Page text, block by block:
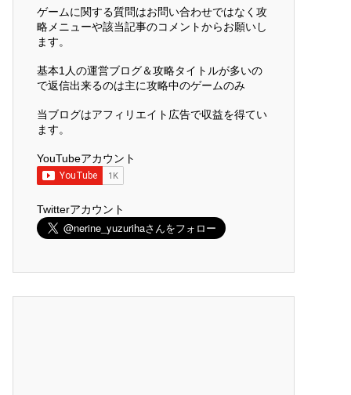
ゲームに関する質問はお問い合わせではなく攻
略メニューや該当記事のコメントからお願いし
ます。
基本1人の運営ブログ＆攻略タイトルが多いの
で返信出来るのは主に攻略中のゲームのみ
当ブログはアフィリエイト広告で収益を得てい
ます。
YouTubeアカウント
Twitterアカウント